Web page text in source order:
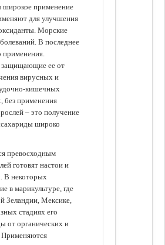
широкое применение
для улучшения
Морские
В последнее
применения.
защищающие ее от
вирусных и
кишечных
без применения
– это получение
широко
превосходным
готовят настои и
В некоторых
в марикультуре, где
Зеландии, Мексике,
стадиях его
от органических и
Применяются